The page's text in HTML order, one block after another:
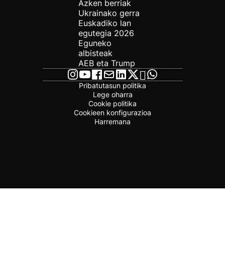
Azken berriak
Ukrainako gerra
Euskadiko lan
egutegia 2026
Eguneko
albisteak
AEB eta Trump
Pribatutasun politika
Lege oharra
Cookie politika
Cookieen konfigurazioa
Harremana